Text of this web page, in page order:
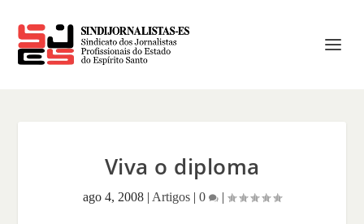
Viva o diploma
ago 4, 2008 | Artigos | 0 |